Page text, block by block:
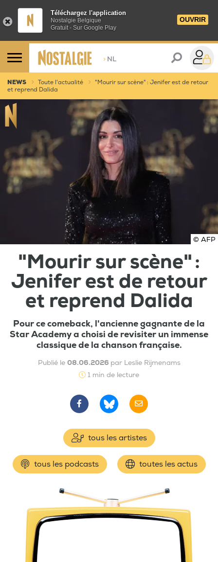
Téléchargez l'application
Nostalgie Belgique
Gratuit - Sur Google Play
OUVRIR
> NL
NEWS Toute l'actualité
"Mourir sur scène" : Jenifer est de retour
et reprend Dalida
© AFP
"Mourir sur scène" :
Jenifer est de retour
et reprend Dalida
Pour ce comeback, l'ancienne gagnante de la
Star Academy a choisi de revisiter un immense
classique de la chanson française.
Publié le 08.06.2026 par Leslie Rijmenams
1 min de lecture
tous les artistes
tous les podcasts toutes les actus